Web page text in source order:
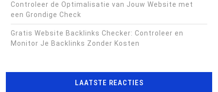
Controleer de Optimalisatie van Jouw Website met
een Grondige Check
Gratis Website Backlinks Checker: Controleer en
Monitor Je Backlinks Zonder Kosten
LAATSTE REACTIES